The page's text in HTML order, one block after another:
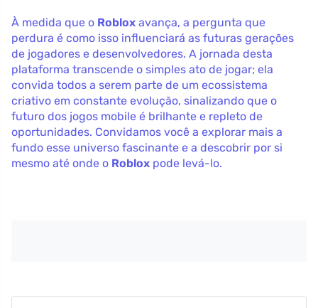
À medida que o Roblox avança, a pergunta que
perdura é como isso influenciará as futuras gerações
de jogadores e desenvolvedores. A jornada desta
plataforma transcende o simples ato de jogar; ela
convida todos a serem parte de um ecossistema
criativo em constante evolução, sinalizando que o
futuro dos jogos mobile é brilhante e repleto de
oportunidades. Convidamos você a explorar mais a
fundo esse universo fascinante e a descobrir por si
mesmo até onde o Roblox pode levá-lo.